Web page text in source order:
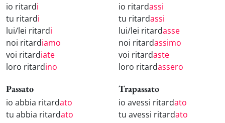
io ritardi
tu ritardi
lui/lei ritardi
noi ritardiamo
voi ritardiate
loro ritardino
io ritardassi
tu ritardassi
lui/lei ritardasse
noi ritardassimo
voi ritardaste
loro ritardassero
Passato
io abbia ritardato
tu abbia ritardato
Trapassato
io avessi ritardato
tu avessi ritardato